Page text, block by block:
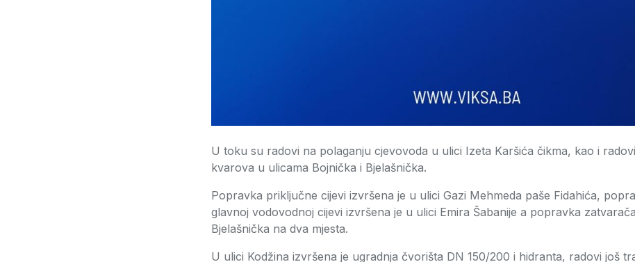
U toku su radovi na polaganju cjevovoda u ulici Izeta Karšića čikma, kao i
kvarova u ulicama Bojnička i Bjelašnička.
Popravka priključne cijevi izvršena je u ulici Gazi Mehmeda paše Fidahića,
glavnoj vodovodnoj cijevi izvršena je u ulici Emira Šabanije a popravka
Bjelašnička na dva mjesta.
U ulici Kodžina izvršena je ugradnja čvorišta DN 150/200 i hidranta, radovi još